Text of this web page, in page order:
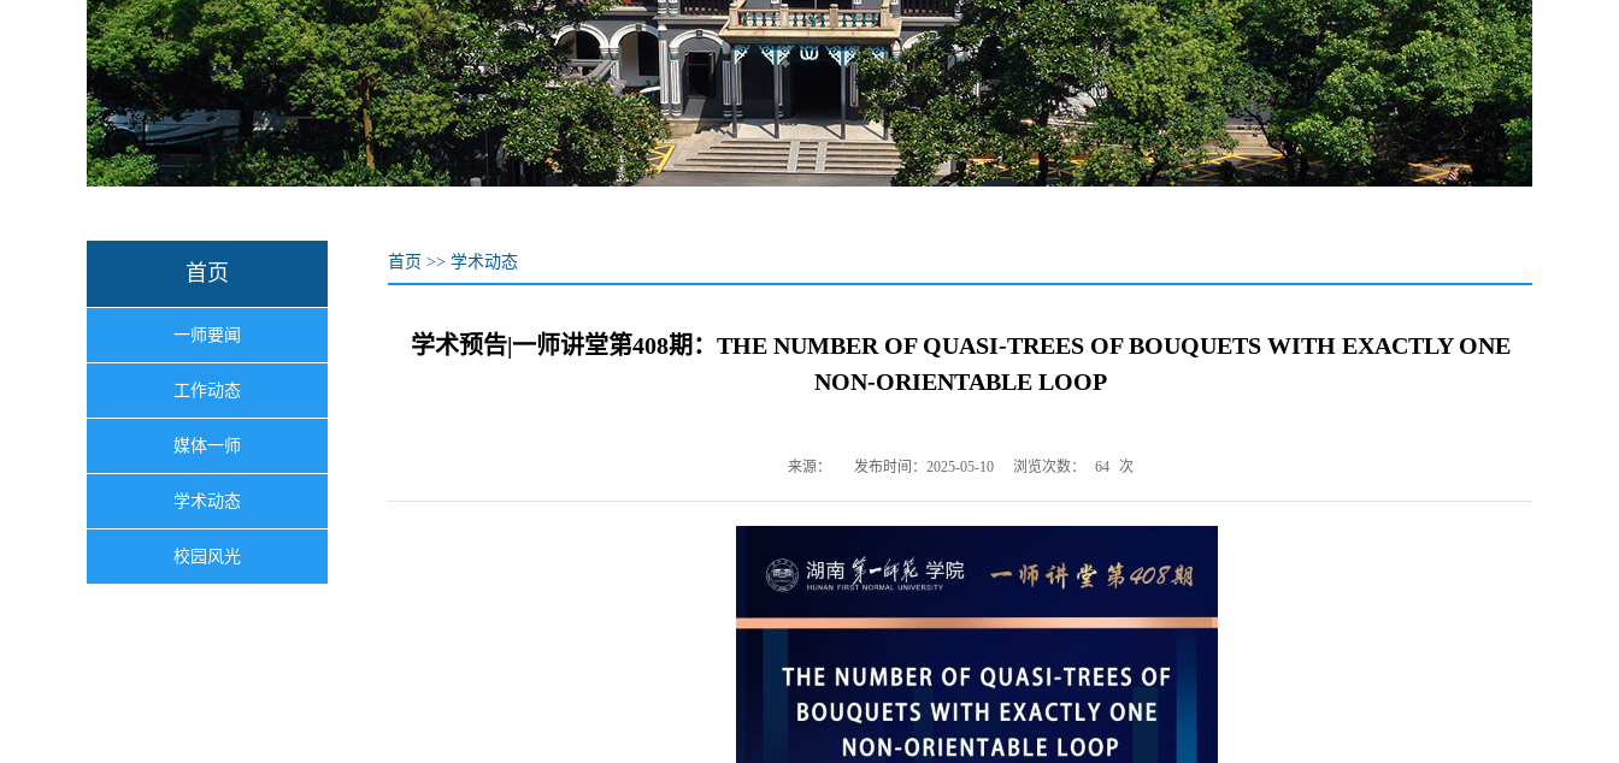
首页
一师要闻
工作动态
媒体一师
学术动态
校园风光
首页 >> 学术动态
学术预告|一师讲堂第408期：THE NUMBER OF QUASI-TREES OF BOUQUETS WITH EXACTLY ONE
NON-ORIENTABLE LOOP
来源： 发布时间：2025-05-10 浏览次数： 64 次